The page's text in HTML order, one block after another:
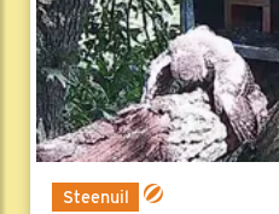
Steenuil